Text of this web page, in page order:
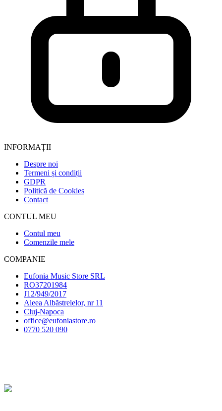
INFORMAȚII
Despre noi
Termeni și condiții
GDPR
Politică de Cookies
Contact
CONTUL MEU
Contul meu
Comenzile mele
COMPANIE
Eufonia Music Store SRL
RO37201984
J12/949/2017
Aleea Albăstrelelor, nr 11
Cluj-Napoca
office@eufoniastore.ro
0770 520 090